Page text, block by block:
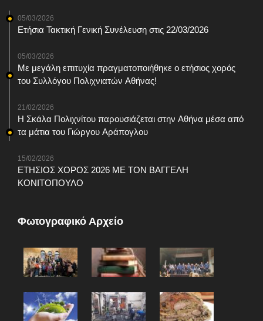
05/03/2026
Ετήσια Τακτική Γενική Συνέλευση στις 22/03/2026
05/03/2026
Με μεγάλη επιτυχία πραγματοποιήθηκε ο ετήσιος χορός
του Συλλόγου Πολιχνιατών Αθήνας!
21/02/2026
Η Σκάλα Πολιχνίτου παρουσιάζεται στην Αθήνα μέσα από
τα μάτια του Γιώργου Αράπογλου
15/02/2026
ΕΤΗΣΙΟΣ ΧΟΡΟΣ 2026 ΜΕ ΤΟΝ ΒΑΓΓΕΛΗ
ΚΟΝΙΤΟΠΟΥΛΟ
Φωτογραφικό Αρχείο